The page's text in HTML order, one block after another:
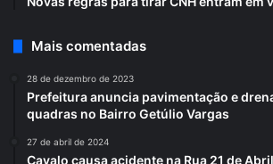
Mais comentadas
28 de dezembro de 2023
Prefeitura anuncia pavimentação e
quadras no Bairro Getúlio Vargas
27 de abril de 2024
Cavalo causa acidente na Rua 21 de Abril